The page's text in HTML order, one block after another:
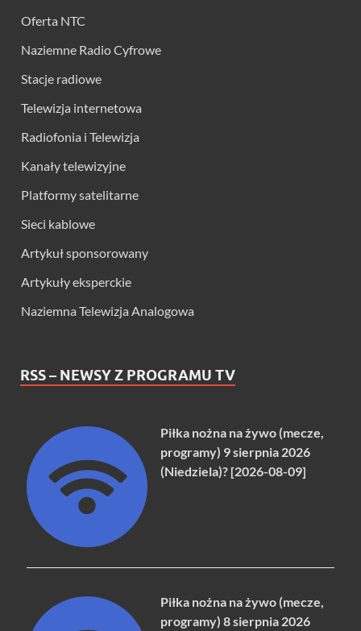
Oferta NTC
Naziemne Radio Cyfrowe
Stacje radiowe
Telewizja internetowa
Radiofonia i Telewizja
Kanały telewizyjne
Platformy satelitarne
Sieci kablowe
Artykuł sponsorowany
Artykuły eksperckie
Naziemna Telewizja Analogowa
RSS – NEWSY Z PROGRAMU TV
Piłka nożna na żywo (mecze,
programy) 9 sierpnia 2026
(Niedziela)? [2026-08-09]
Piłka nożna na żywo (mecze,
programy) 8 sierpnia 2026